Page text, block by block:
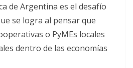
de Argentina es el desafío
se logra al pensar que
o PyMEs locales
dentro de las economías